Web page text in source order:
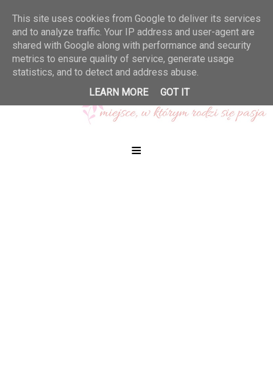
≡
This site uses cookies from Google to deliver its services
and to analyze traffic. Your IP address and user-agent are
shared with Google along with performance and security
metrics to ensure quality of service, generate usage
statistics, and to detect and address abuse.
LEARN MORE
GOT IT